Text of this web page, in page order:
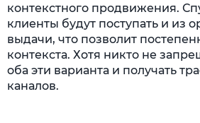
контекстного продвижения.
клиенты будут поступать и из
выдачи, что позволит
контекста. Хотя никто не
оба эти варианта и получать
каналов.